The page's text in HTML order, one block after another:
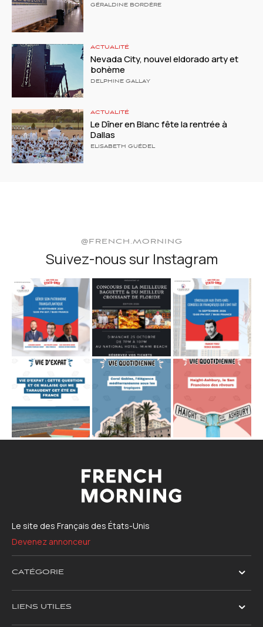
GÉRALDINE BORDÈRE
ACTUALITÉ
Nevada City, nouvel eldorado arty et
bohème
DELPHINE GALLAY
ACTUALITÉ
Le Dîner en Blanc fête la rentrée à
Dallas
ELISABETH GUÉDEL
@FRENCH.MORNING
Suivez-nous sur Instagram
Le site des Français des États-Unis
Devenez annonceur
CATÉGORIE
LIENS UTILES